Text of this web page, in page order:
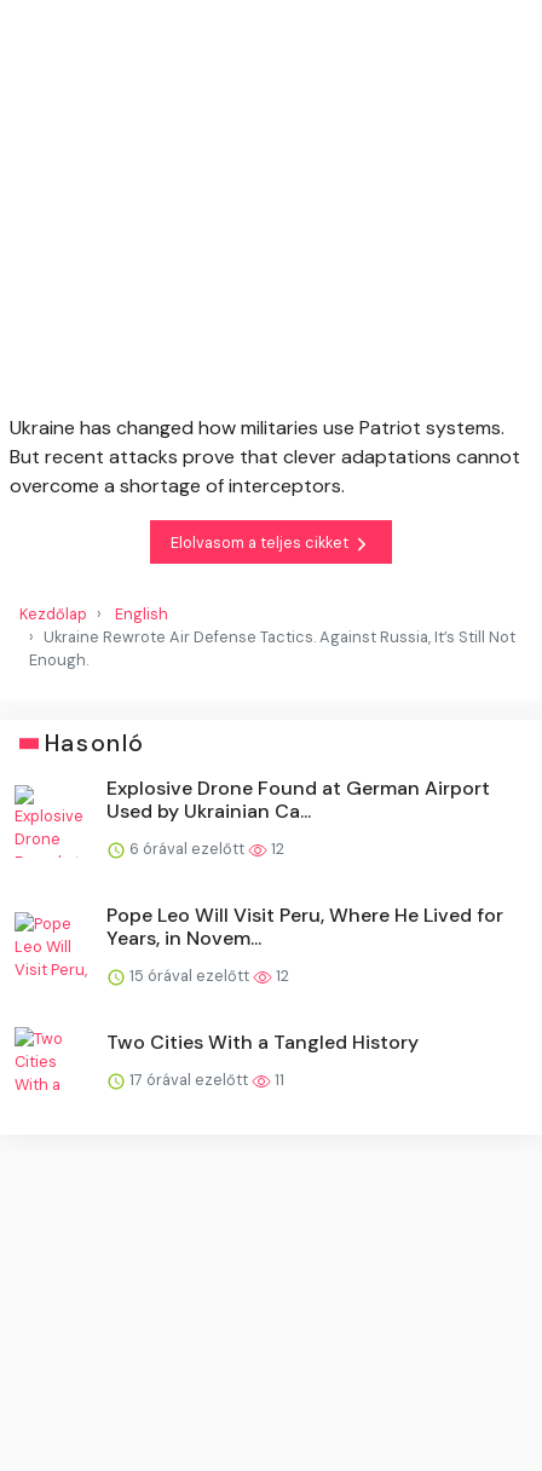
Ukraine has changed how militaries use Patriot systems.
But recent attacks prove that clever adaptations cannot
overcome a shortage of interceptors.
Elolvasom a teljes cikket
Kezdőlap
English
Ukraine Rewrote Air Defense Tactics. Against Russia, It’s Still Not
Enough.
Hasonló
Explosive Drone Found at German Airport
Used by Ukrainian Ca...
6 órával ezelőtt 12
Pope Leo Will Visit Peru, Where He Lived for
Years, in Novem...
15 órával ezelőtt 12
Two Cities With a Tangled History
17 órával ezelőtt 11